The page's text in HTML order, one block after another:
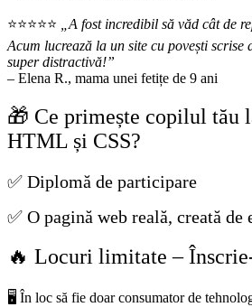
⭐⭐⭐⭐⭐ „A fost incredibil să văd cât de
Acum lucrează la un site cu povești scrise
super distractivă!”
– Elena R., mama unei fetițe de 9 ani
🎁 Ce primește copilul tău
HTML și CSS?
✅ Diplomă de participare
✅ O pagină web reală, creată de
🔥 Locuri limitate –
🖥️ În loc să fie doar consumator de